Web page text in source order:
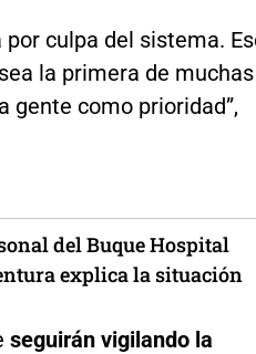
por culpa del sistema.
la primera de muchas
gente como prioridad”,
del Buque Hospital
explica la situación
seguirán vigilando la